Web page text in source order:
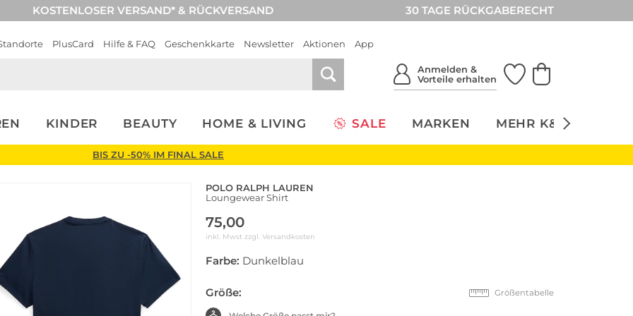
KOSTENLOSER VERSAND* & RÜCKVERSAND 30 TAGE RÜCKGABERECHT
PlusCard Hilfe & FAQ Geschenkkarte Newsletter Aktionen App
Anmelden &
Vorteile erhalten
KINDER BEAUTY HOME & LIVING SALE MARKEN MEHR K&Ö
BIS ZU -50% IM FINAL SALE
POLO RALPH LAUREN
Loungewear Shirt
75,00
inkl. Mwst zzgl. Versandkosten
Farbe: Dunkelblau
Größe: Größentabelle